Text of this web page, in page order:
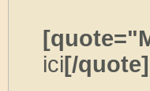
ici[/quote]